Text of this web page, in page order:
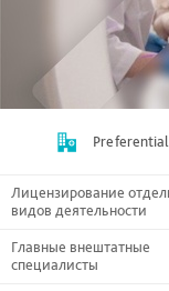
Лицензирование
видов деятельности
Главные внештатные
специалисты